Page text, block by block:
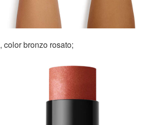
, color bronzo rosato;